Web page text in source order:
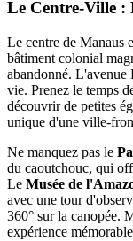
Le Centre-Ville :
Le centre de Manaus
bâtiment colonial
abandonné.
vie. Prenez le temps
découvrir de petites
unique d'une ville-
Ne manquez pas le
du caoutchouc, qui
Le Musée de
avec une tour
360° sur la canopée.
expérience